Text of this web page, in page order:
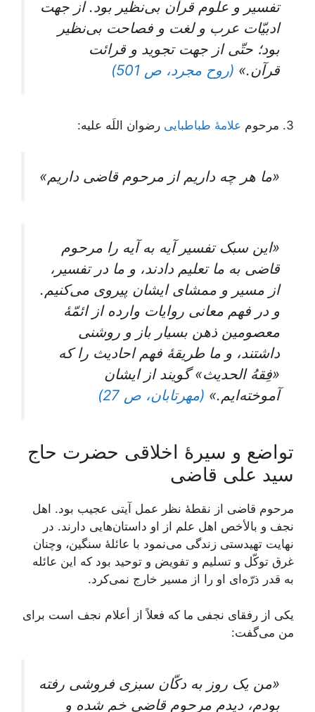
تفسیر و علوم‌ قرآن‌ بی‌نظیر بود. از جهت‌
ادبیّات‌ عرب‌ و لغت‌ و فصاحت‌ بی‌نظیر
بود؛ حتّی‌ از جهت‌ تجوید و قرائت‌
قرآن‌.» (روح مجرد، ص 501)
3. مرحوم علامۀ طباطبایی رضوان اللَه علیه:
«ما هر چه داریم از مرحوم قاضى داریم»
«این‌ سبک‌ تفسیر آیه‌ به‌ آیه‌ را مرحوم‌
قاضی‌ به ما تعلیم‌ دادند، و ما در تفسیر،
از مسیر و ممشای‌ ایشان‌ پیروی‌ می‌کنیم‌.
و در فهم‌ معانی‌ روایات‌ وارده‌ از ائمّۀ
معصومین‌ ذهن‌ بسیار باز و روشنی‌
داشتند، و ما طریقۀ فهم‌ احادیث‌ را که‌
«فِقهُ الحدیث‌» گویند از ایشان‌
آموخته‌ایم‌.» (مهرتابان، ص 27)
تواضع و سیرۀ اخلاقی حضرت حاج
سید علی قاضی
مرحوم‌ قاضی‌ از نقطۀ نظر عمل‌ آیتی‌ عجیب‌ بود. اهل‌
نجف‌ و بالأخص اهل‌ علم‌ از او داستان‌هایی‌ دارند. در
نهایت‌ تهیدستی‌ زندگی‌ می‌نمود با عائلۀ سنگین‌، وچنان‌
غرق‌ توکّل‌ و تسلیم‌ و تفویض‌ و توحید بود که‌ این‌ عائله‌
به ‌قدر ذرّه‌ای‌ او را از مسیر خارج‌ نمی‌کرد.
یکی‌ از رفقای‌ نجفی‌ ما که‌ فعلاً از أعلام‌ نجف‌ است‌ برای‌
من‌ می‌گفت‌:
«من‌ یک‌ روز به‌ دکّان‌ سبزی‌ فروشی‌ رفته‌
بودم‌، دیدم‌ مرحوم‌ قاضی‌ خم‌ شده‌ و